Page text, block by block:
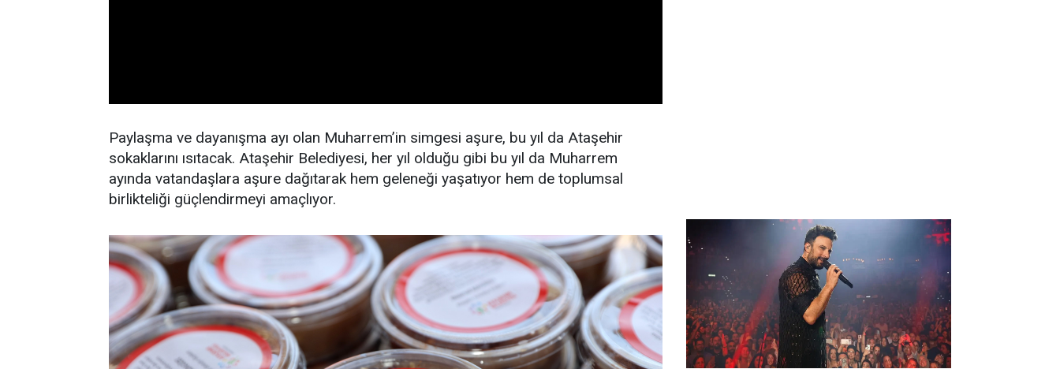
Paylaşma ve dayanışma ayı olan Muharrem’in simgesi aşure, bu yıl da Ataşehir
sokaklarını ısıtacak. Ataşehir Belediyesi, her yıl olduğu gibi bu yıl da Muharrem
ayında vatandaşlara aşure dağıtarak hem geleneği yaşatıyor hem de toplumsal
birlikteliği güçlendirmeyi amaçlıyor.